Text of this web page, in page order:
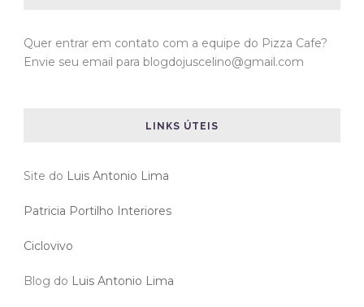
Quer entrar em contato com a equipe do Pizza Cafe?
Envie seu email para blogdojuscelino@gmail.com
LINKS ÚTEIS
Site do Luis Antonio Lima
Patricia Portilho Interiores
Ciclovivo
Blog do Luis Antonio Lima